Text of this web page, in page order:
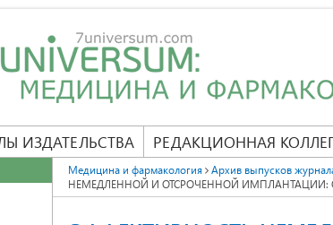
ИЗДАТЕЛЬСТВА РЕДАКЦИОННАЯ
Медицина и фармакология Архив выпусков
НЕМЕДЛЕННОЙ И ОТСРОЧЕННОЙ ИМПЛАНТАЦИИ: